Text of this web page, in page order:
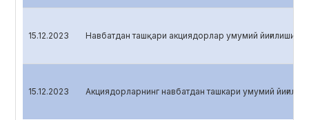
15.12.2023 Навбатдан ташқари акциядорлар умумий йиғилиши
15.12.2023 Акциядорларнинг навбатдан ташкари умумий